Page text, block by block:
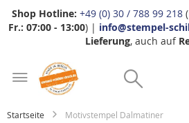
Shop Hotline: +49 (0) 30 / 788 99 218 (
Fr.: 07:00 - 13:00) | info@stempel-
Lieferung, auch auf
Startseite Motivstempel Dalmatiner